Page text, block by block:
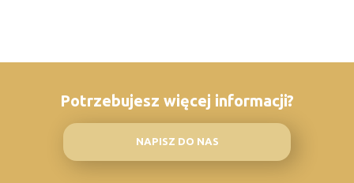
Potrzebujesz więcej informacji?
NAPISZ DO NAS